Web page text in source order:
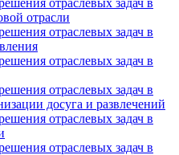
отраслевых задач в
отрасли
отраслевых задач в
отраслевых задач в
отраслевых задач в
досуга и развлечений
отраслевых задач в
отраслевых задач в